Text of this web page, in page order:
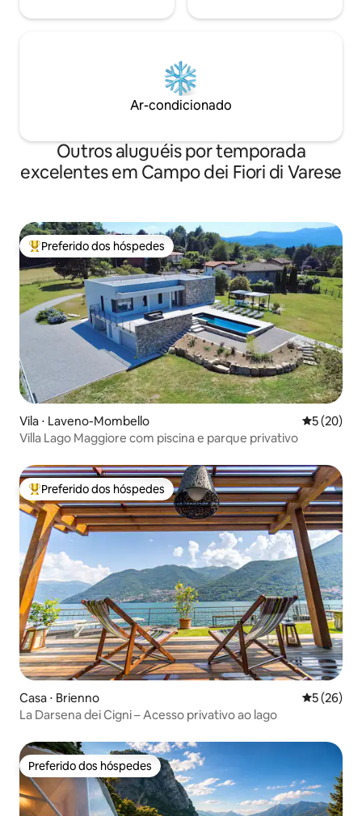
Ar-condicionado
Outros aluguéis por temporada
excelentes em Campo dei Fiori di Varese
Entre os melhores preferidos dos hóspedes
Preferido dos hóspedes
Vila ⋅ Laveno-Mombello 5 de uma
5 (20)
Villa Lago Maggiore com piscina e parque privativo
Entre os melhores preferidos dos hóspedes
Preferido dos hóspedes
Casa ⋅ Brienno 5 de uma
5 (26)
La Darsena dei Cigni – Acesso privativo ao lago
Preferido dos hóspedes
Preferido dos hóspedes